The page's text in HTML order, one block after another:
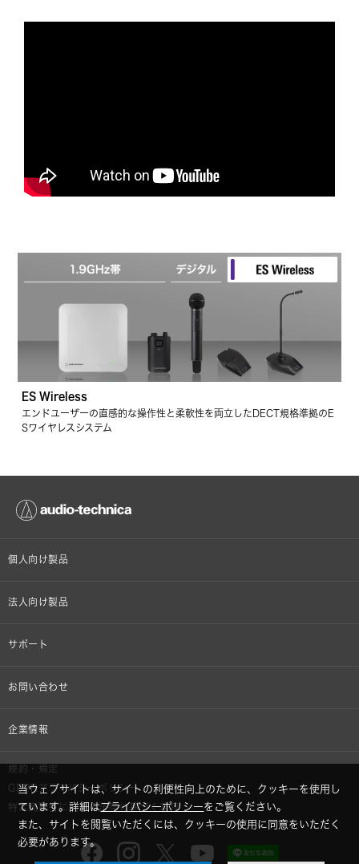
ES Wireless
エンドユーザーの直感的な操作性と柔軟性を両立したDECT規格準拠のE
Sワイヤレスシステム
個人向け製品
オンラインストア限定
車載製品
部品/付属品
法人向け製品
設備音響機器
半導体レーザー応用製品
サポート
個人向け製品サポート
お問い合わせ
その他、メディア 取材関連等のお問い合わせ
企業情報
株式会社オーディオテクニカ
採用情報
GLOBAL-オーディオテクニカ
規約・規定
GDPRプライバシーポリシー
特定商取引に関する法律に基づく表示
当ウェブサイトは、サイトの利便性向上のために、クッキーを使用し
ています。詳細はプライバシーポリシーをご覧ください。
また、サイトを閲覧いただくには、クッキーの使用に同意をいただく
必要があります。